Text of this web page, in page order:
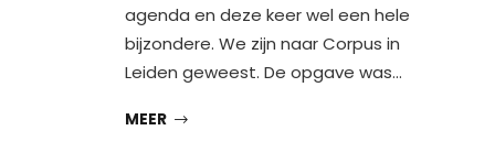
agenda en deze keer wel een hele
bijzondere. We zijn naar Corpus in
Leiden geweest. De opgave was…
MEER